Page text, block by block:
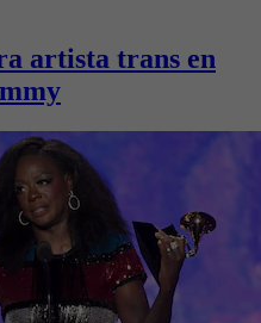
artista trans en